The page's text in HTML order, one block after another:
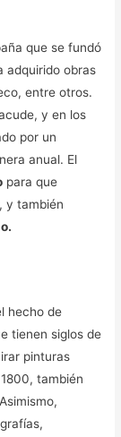
que se fundó
adquirido obras
entre otros.
y en los
por un
anual. El
para que
y también
hecho de
tienen siglos de
pinturas
también